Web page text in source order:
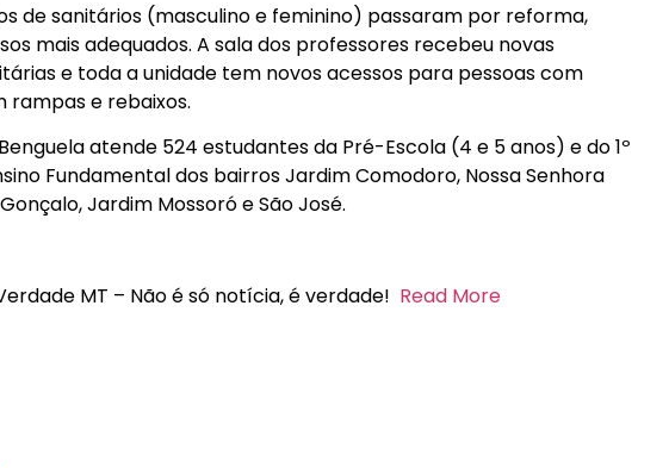
de sanitários (masculino e feminino) passaram por reforma,
mais adequados. A sala dos professores recebeu novas
e toda a unidade tem novos acessos para pessoas com
rampas e rebaixos.
atende 524 estudantes da Pré-Escola (4 e 5 anos) e do 1º
Fundamental dos bairros Jardim Comodoro, Nossa Senhora
Jardim Mossoró e São José.
MT – Não é só notícia, é verdade! Read More